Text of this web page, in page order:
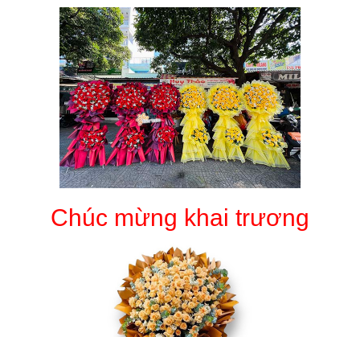
Chúc mừng khai trương